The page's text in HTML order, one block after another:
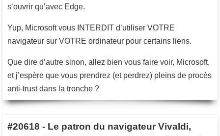
s’ouvrir qu’avec Edge.
Yup, Microsoft vous INTERDIT d’utiliser VOTRE
navigateur sur VOTRE ordinateur pour certains liens.
Que dire d’autre sinon, allez bien vous faire voir, Microsoft,
et j’espère que vous prendrez (et perdrez) pleins de procès
anti-trust dans la tronche ?
#20618 - Le patron du navigateur Vivaldi,